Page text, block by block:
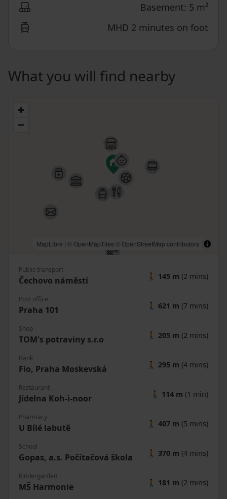
Basement: 5 m²
MHD 2 minutes on foot
What you will find nearby
MapLibre | © OpenMapTiles © OpenStreetMap contributors
Public transport
Čechovo náměstí 🚶 145 m (2 mins)
Post office
Praha 101 🚶 621 m (7 mins)
Shop
TOM's potraviny s.r.o 🚶 205 m (2 mins)
Bank
Fio, Praha Moskevská 🚶 295 m (4 mins)
Restaurant
Jídelna Koh-i-noor 🚶 114 m (1 min)
Pharmacy
U Bílé labutě 🚶 407 m (5 mins)
School
Gopas, a.s. Počítačová škola 🚶 370 m (4 mins)
Kindergarden
MŠ Harmonie 🚶 181 m (2 mins)